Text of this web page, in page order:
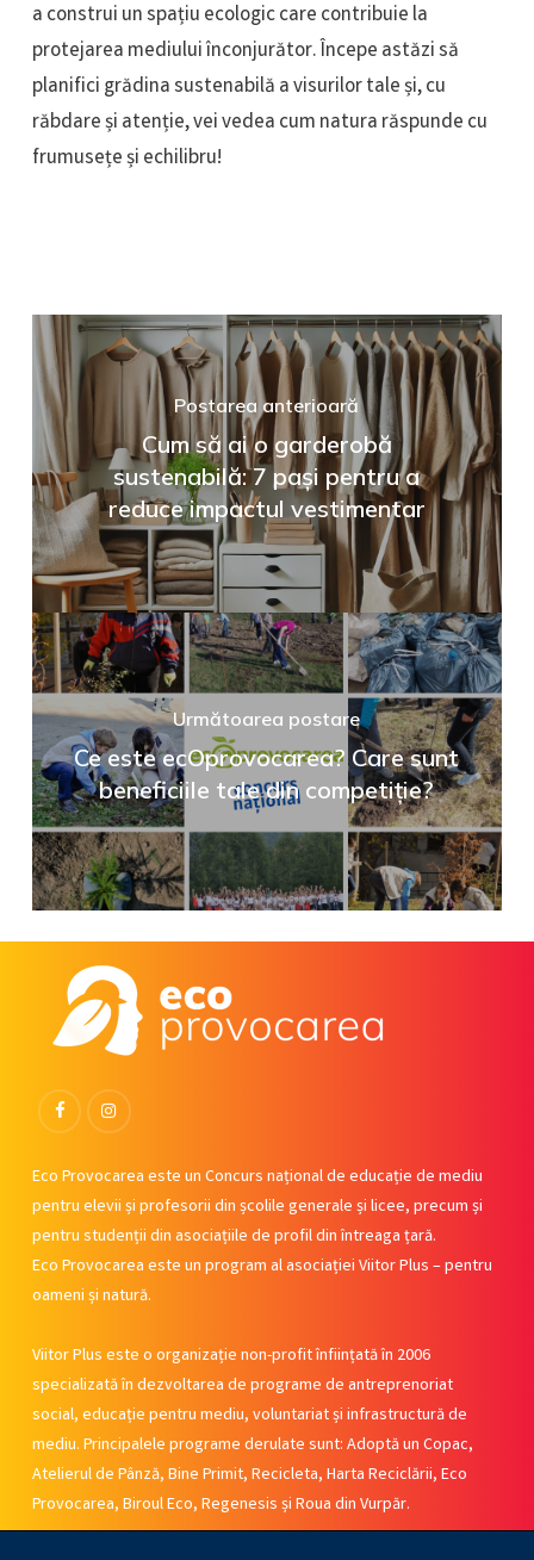
a construi un spațiu ecologic care contribuie la
protejarea mediului înconjurător. Începe astăzi să
planifici grădina sustenabilă a visurilor tale și, cu
răbdare și atenție, vei vedea cum natura răspunde cu
frumusețe și echilibru!
Postarea anterioară
Cum să ai o garderobă
sustenabilă: 7 pași pentru a
reduce impactul vestimentar
Următoarea postare
Ce este ecOprovocarea? Care sunt
beneficiile tale din competiție?
FacebookInstagram
Eco Provocarea este un Concurs național de educație de mediu
pentru elevii și profesorii din școlile generale și licee, precum și
pentru studenții din asociațiile de profil din întreaga țară.
Eco Provocarea este un program al asociației Viitor Plus – pentru
oameni și natură.
Viitor Plus este o organizație non-profit înființată în 2006
specializată în dezvoltarea de programe de antreprenoriat
social, educație pentru mediu, voluntariat și infrastructură de
mediu. Principalele programe derulate sunt: Adoptă un Copac,
Atelierul de Pânză, Bine Primit, Recicleta, Harta Reciclării, Eco
Provocarea, Biroul Eco, Regenesis și Roua din Vurpăr.